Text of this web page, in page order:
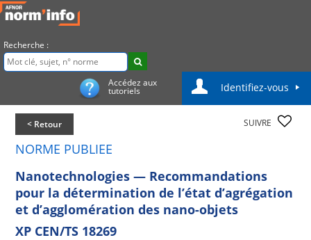
Recherche :
Accédez aux
tutoriels Identifiez-vous
< Retour SUIVRE
NORME PUBLIEE
Nanotechnologies — Recommandations
pour la détermination de l’état d’agrégation
et d’agglomération des nano-objets
XP CEN/TS 18269